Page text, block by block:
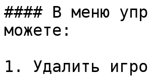
#### В меню
можете:
1. Удалить